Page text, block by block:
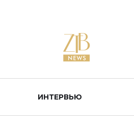
ИНТЕРВЬЮ